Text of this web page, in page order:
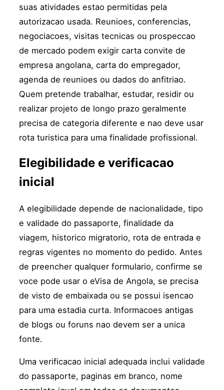
suas atividades estao permitidas pela
autorizacao usada. Reunioes, conferencias,
negociacoes, visitas tecnicas ou prospeccao
de mercado podem exigir carta convite de
empresa angolana, carta do empregador,
agenda de reunioes ou dados do anfitriao.
Quem pretende trabalhar, estudar, residir ou
realizar projeto de longo prazo geralmente
precisa de categoria diferente e nao deve usar
rota turistica para uma finalidade profissional.
Elegibilidade e verificacao
inicial
A elegibilidade depende de nacionalidade, tipo
e validade do passaporte, finalidade da
viagem, historico migratorio, rota de entrada e
regras vigentes no momento do pedido. Antes
de preencher qualquer formulario, confirme se
voce pode usar o eVisa de Angola, se precisa
de visto de embaixada ou se possui isencao
para uma estadia curta. Informacoes antigas
de blogs ou foruns nao devem ser a unica
fonte.
Uma verificacao inicial adequada inclui validade
do passaporte, paginas em branco, nome